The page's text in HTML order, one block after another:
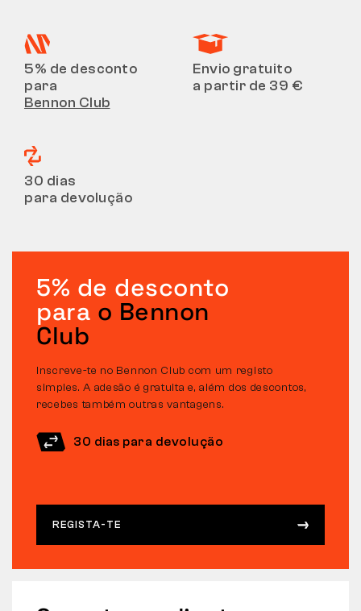
5% de desconto
para
Bennon Club
Envio gratuito
a partir de 39 €
30 dias
para devolução
5% de desconto
para o Bennon
Club
Inscreve-te no Bennon Club com um registo
simples. A adesão é gratuita e, além dos descontos,
recebes também outras vantagens.
30 dias para devolução
REGISTA-TE